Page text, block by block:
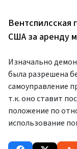
Вентспилсская
США за аренду
Изначально
была разрешена
самоуправление
т.к. оно ставит
положение по
использование